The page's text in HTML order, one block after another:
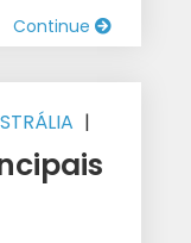
Continue
|